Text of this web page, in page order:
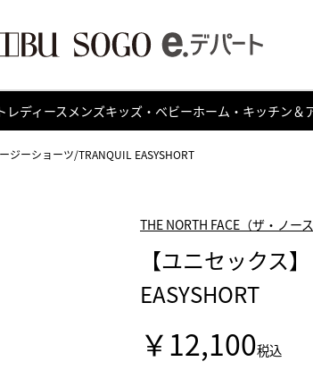
レディース メンズキッズ・ベビーホーム・キッチン＆
ジーショーツ/TRANQUIL EASYSHORT
THE NORTH FACE（ザ・ノー
【ユニセックス
EASYSHORT
￥12,100税込